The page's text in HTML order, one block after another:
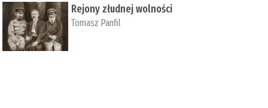
Rejony złudnej wolności
Tomasz Panfil